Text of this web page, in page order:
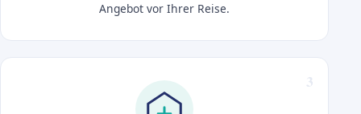
Angebot vor Ihrer Reise.